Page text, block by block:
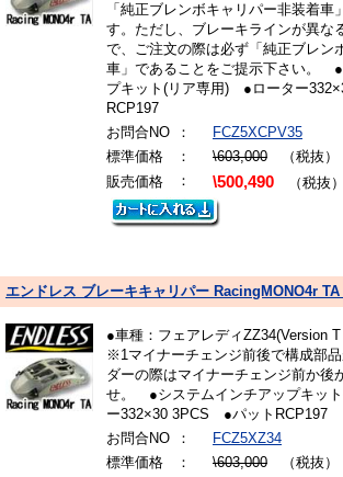
「純正ブレンボキャリパー非装着車
す。ただし、ブレーキラインが異な
で、ご注文の際は必ず「純正ブレン
車」であることをご提示下さい。
プキット(リア専用) ●ローター
RCP197
お問合NO
：
FCZ5XCPV35
標準価格
： \603,000 （税抜）
販売価格
： \500,490 （税抜）
エンドレス ブレーキキャリパー RacingMONO4r
●車種：フェアレディZZ34(Version
※1マイナーチェンジ前後で構成部
ダーの際はマイナーチェンジ前か後
せ。 ●システムインチアップキッ
ー332×30 3PCS ●パットRCP197
お問合NO
：
FCZ5XZ34
標準価格
： \603,000 （税抜）